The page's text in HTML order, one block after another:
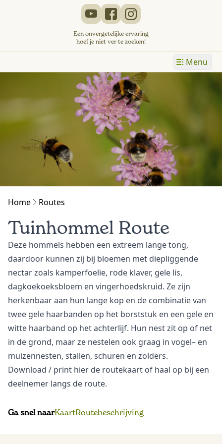
Een onvergetelijke ervaring
hoef je niet ver te zoeken!
Menu
Home Routes
Tuinhommel Route
Deze hommels hebben een extreem lange tong,
daardoor kunnen zij bij bloemen met diepliggende
nectar zoals kamperfoelie, rode klaver, gele lis,
dagkoekoeksbloem en vingerhoedskruid. Ze zijn
herkenbaar aan hun lange kop en de combinatie van
twee gele haarbanden op het borststuk en een gele en
witte haarband op het achterlijf. Hun nest zit op of net
in de grond, maar ze nestelen ook graag in vogel– en
muizennesten, stallen, schuren en zolders.
Download / print hier de routekaart of haal op bij een
deelnemer langs de route.
Ga snel naarKaartRoutebeschrijving